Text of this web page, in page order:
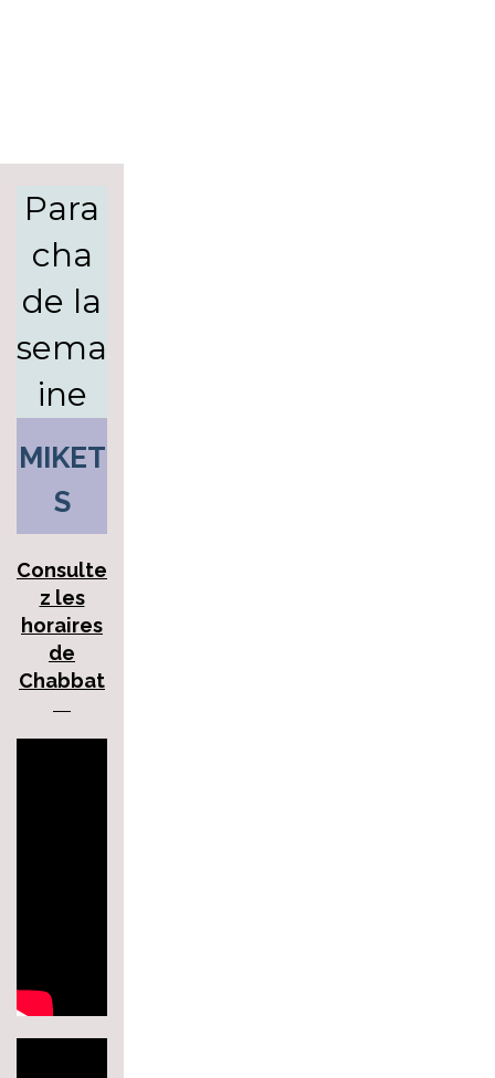
Para
cha
de la
sema
ine
MIKET
S
Consulte
z les
horaires
de
Chabbat